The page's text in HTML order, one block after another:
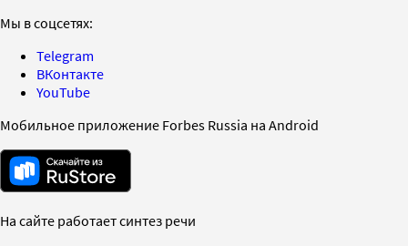
Мы в соцсетях:
Telegram
ВКонтакте
YouTube
Мобильное приложение Forbes Russia на Android
На сайте работает синтез речи